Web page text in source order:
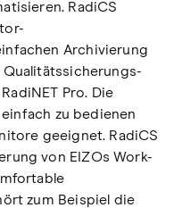
RadiCS
Archivierung
Pro. Die
zu bedienen
geeignet. RadiCS
von EIZOs Work-
zum Beispiel die